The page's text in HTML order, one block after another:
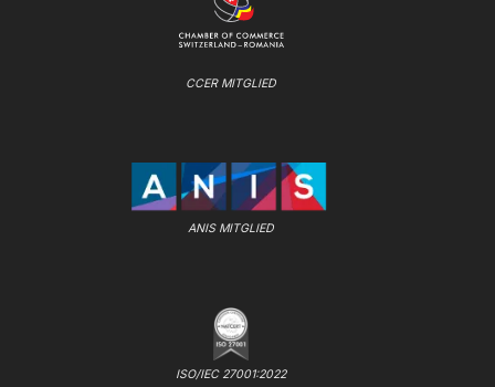
CCER MITGLIED
ANIS MITGLIED
ISO/IEC 27001:2022